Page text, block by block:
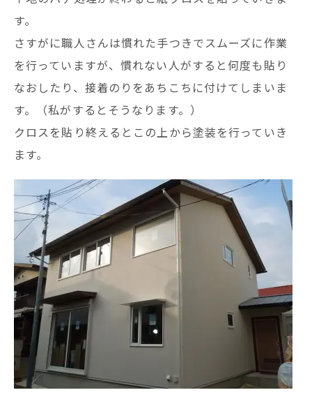
す。
さすがに職人さんは慣れた手つきでスムーズに作業
を行っていますが、慣れない人がすると何度も貼り
なおしたり、接着のりをあちこちに付けてしまいま
す。（私がするとそうなります。）
クロスを貼り終えるとこの上から塗装を行っていき
ます。